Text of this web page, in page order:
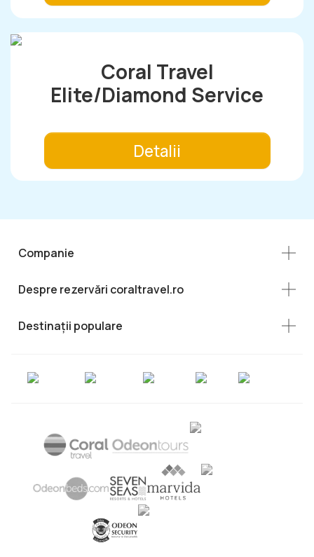
Coral Travel
Elite/Diamond Service
Detalii
Companie
Despre rezervări coraltravel.ro
Destinații populare